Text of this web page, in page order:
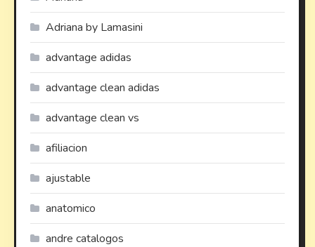
Adriana by Lamasini
advantage adidas
advantage clean adidas
advantage clean vs
afiliacion
ajustable
anatomico
andre catalogos